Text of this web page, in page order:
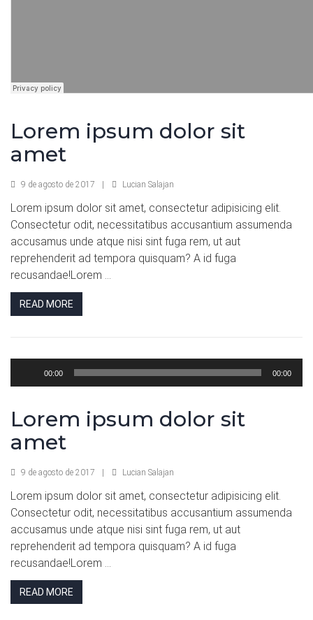
Lorem ipsum dolor sit
amet
9 de agosto de 2017 Lucian Salajan
Lorem ipsum dolor sit amet, consectetur adipisicing elit.
Consectetur odit, necessitatibus accusantium assumenda
accusamus unde atque nisi sint fuga rem, ut aut
reprehenderit ad tempora quisquam? A id fuga
recusandae!Lorem ...
READ MORE
00:00 00:00
Lorem ipsum dolor sit
amet
9 de agosto de 2017 Lucian Salajan
Lorem ipsum dolor sit amet, consectetur adipisicing elit.
Consectetur odit, necessitatibus accusantium assumenda
accusamus unde atque nisi sint fuga rem, ut aut
reprehenderit ad tempora quisquam? A id fuga
recusandae!Lorem ...
READ MORE